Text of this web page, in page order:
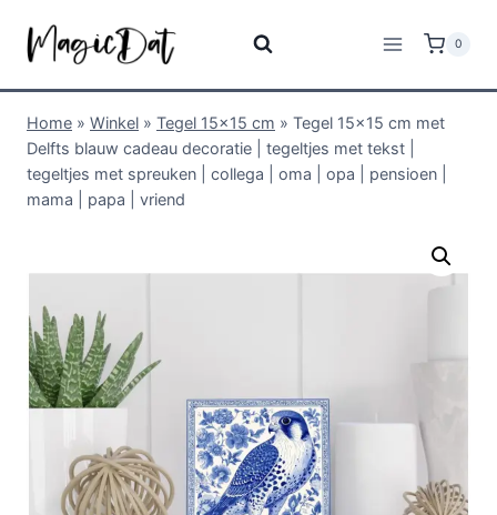
0
Home » Winkel » Tegel 15x15 cm » Tegel 15×15 cm met
Delfts blauw cadeau decoratie | tegeltjes met tekst |
tegeltjes met spreuken | collega | oma | opa | pensioen |
mama | papa | vriend